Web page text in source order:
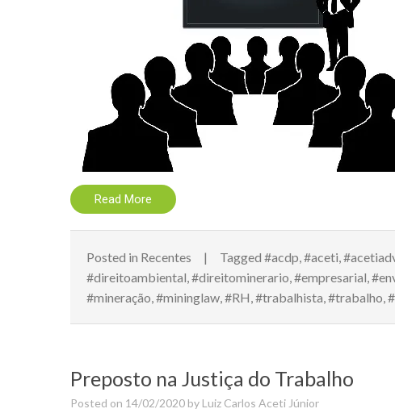
Read More
Posted in Recentes Tagged #acdp #aceti
#direitoambiental #direitominerario #empresarial
#mineração #mininglaw #RH #trabalhista #trabalho
Preposto na Justiça do Trabalho
Posted on 14/02/2020 by Luiz Carlos Aceti Júnior